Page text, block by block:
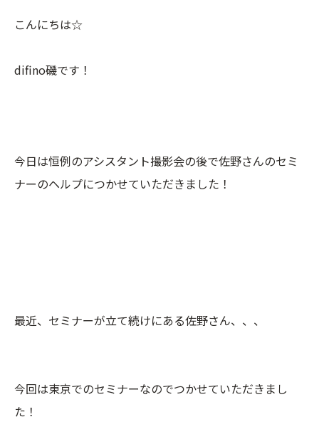
こんにちは☆
difino磯です！
今日は恒例のアシスタント撮影会の後で佐野さんのセミ
ナーのヘルプにつかせていただきました！
最近、セミナーが立て続けにある佐野さん、、、
今回は東京でのセミナーなのでつかせていただきまし
た！